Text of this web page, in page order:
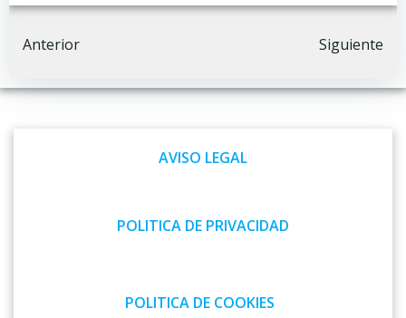
Navegación
por
Anterior
Navegación
por
las
Siguiente
AVISO LEGAL
POLITICA DE PRIVACIDAD
POLITICA DE COOKIES